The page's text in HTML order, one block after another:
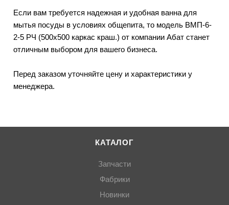
Если вам требуется надежная и удобная ванна для
мытья посуды в условиях общепита, то модель ВМП-6-
2-5 РЧ (500х500 каркас краш.) от компании Абат станет
отличным выбором для вашего бизнеса.
Перед заказом уточняйте цену и характеристики у
менеджера.
КАТАЛОГ
Запчасти
Фабрики
Новинки